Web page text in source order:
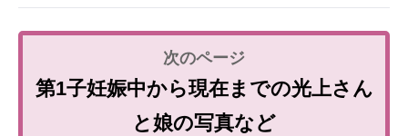
第1子妊娠中から現在までの光上さん
と娘の写真など